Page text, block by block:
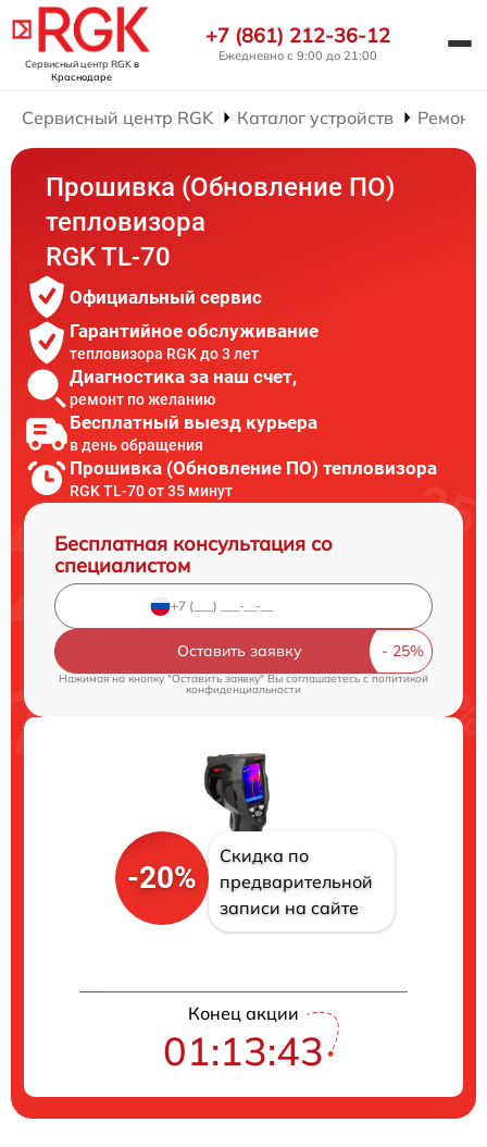
Сервисный центр RGKв
Краснодаре
+7 (861) 212-36-12
Ежедневно с 9:00 до 21:00
Сервисный центр RGK Каталог устройств Ремонт
Прошивка (Обновление ПО)
тепловизора
RGK TL-70
Официальный сервис
Гарантийное обслуживание
тепловизора RGK до 3 лет
Диагностика за наш счет,
ремонт по желанию
Бесплатный выезд курьера
в день обращения
Прошивка (Обновление ПО) тепловизора
RGK TL-70 от 35 минут
Бесплатная консультация со
специалистом
Оставить заявку
Нажимая на кнопку "Оставить заявку" Вы соглашаетесь cполитикой
конфиденциальности
-20%
Скидка по
предварительной
записи на сайте
Конец акции
01:13:42